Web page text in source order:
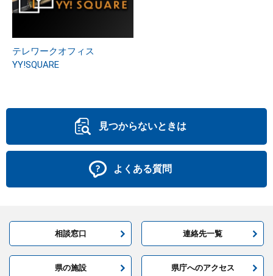
テレワークオフィス
YY!SQUARE
見つからないときは
よくある質問
相談窓口 連絡先一覧
県の施設 県庁へのアクセス